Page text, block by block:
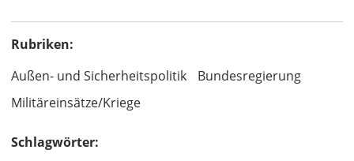
Rubriken:
Außen- und Sicherheitspolitik
Bundesregierung
Militäreinsätze/Kriege
Schlagwörter: